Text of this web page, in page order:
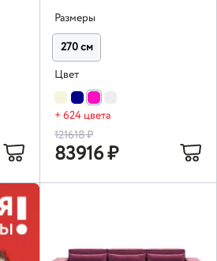
Размеры
270 см
Цвет
+ 624 цвета
121618₽
83916₽